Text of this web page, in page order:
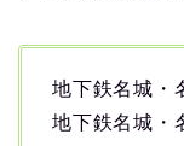
地下鉄名城・
地下鉄名城・